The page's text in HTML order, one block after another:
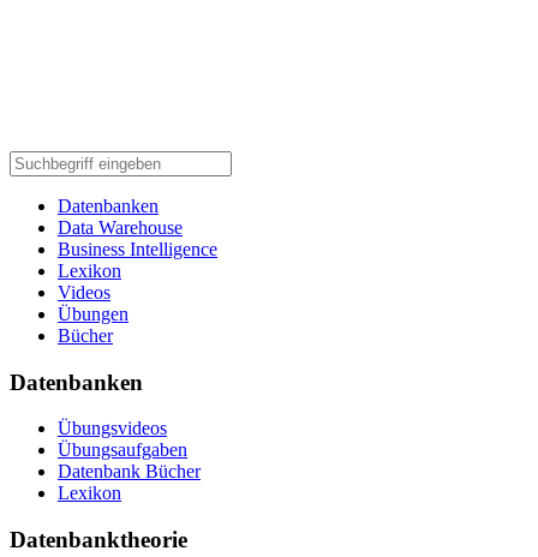
Datenbanken
Data Warehouse
Business Intelligence
Lexikon
Videos
Übungen
Bücher
Datenbanken
Übungsvideos
Übungsaufgaben
Datenbank Bücher
Lexikon
Datenbanktheorie